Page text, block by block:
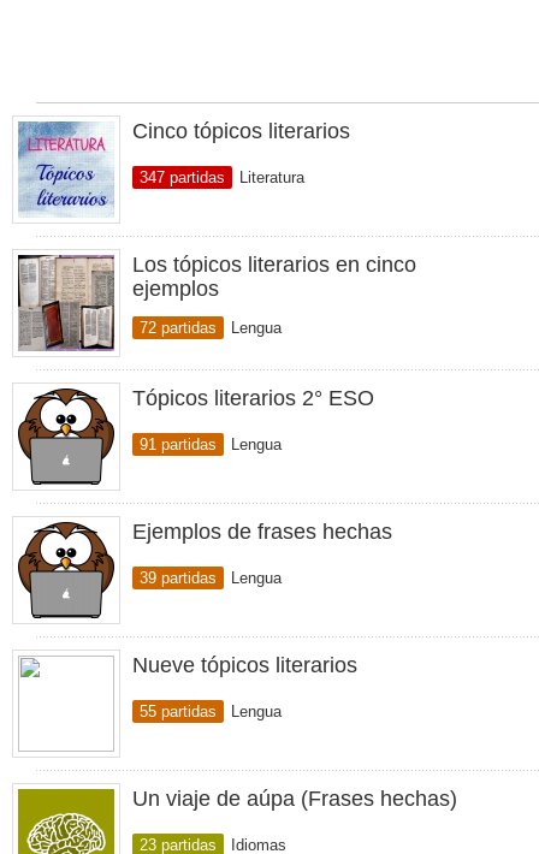
Cinco tópicos literarios
347 partidas Literatura
Los tópicos literarios en cinco
ejemplos
72 partidas Lengua
Tópicos literarios 2° ESO
91 partidas Lengua
Ejemplos de frases hechas
39 partidas Lengua
Nueve tópicos literarios
55 partidas Lengua
Un viaje de aúpa (Frases hechas)
23 partidas Idiomas